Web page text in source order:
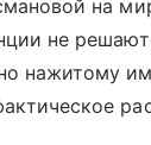
на
не
нажитому